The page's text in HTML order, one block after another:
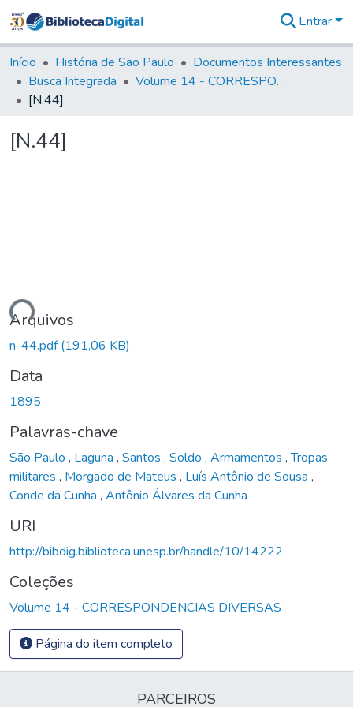
&
Coleções
Tudo na
Entrar
Início História de São Paulo
Documentos Interessantes
Busca Integrada
Volume 14 - CORRESPONDENCIAS DIVERSAS
[N.44]
[N.44]
Arquivos
n-44.pdf(191,06 KB)
Data
1895
Palavras-chave
São Paulo , Laguna , Santos , Soldo , Armamentos ,Tropas
militares , Morgado de Mateus , Luís Antônio de Sousa ,
Conde da Cunha , Antônio Álvares da Cunha
URI
http://bibdig.biblioteca.unesp.br/handle/10/14222
Coleções
Volume 14 - CORRESPONDENCIAS DIVERSAS
Página do item completo
PARCEIROS